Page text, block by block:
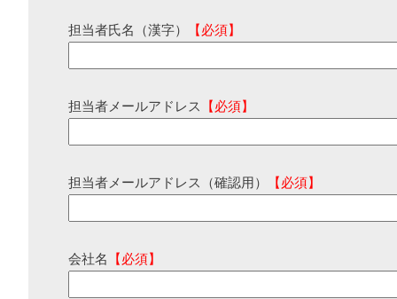
担当者氏名（漢字） 【必須】
担当者メールアドレス 【必須】
担当者メールアドレス（確認用） 【必須】
会社名 【必須】